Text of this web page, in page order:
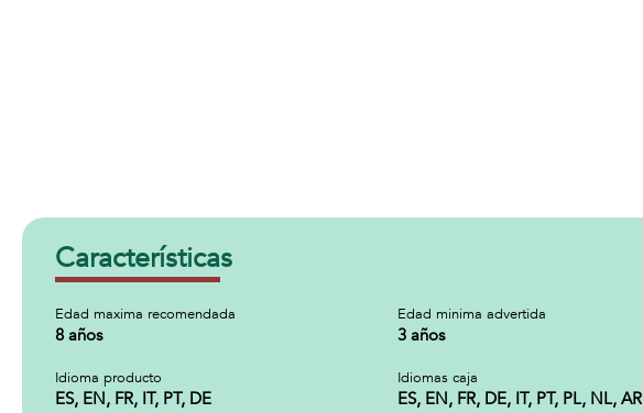
Características
Edad maxima recomendada
8 años
Edad minima advertida
3 años
Idioma producto
ES, EN, FR, IT, PT, DE
Idiomas caja
ES, EN, FR, DE, IT, PT, PL, NL, AR